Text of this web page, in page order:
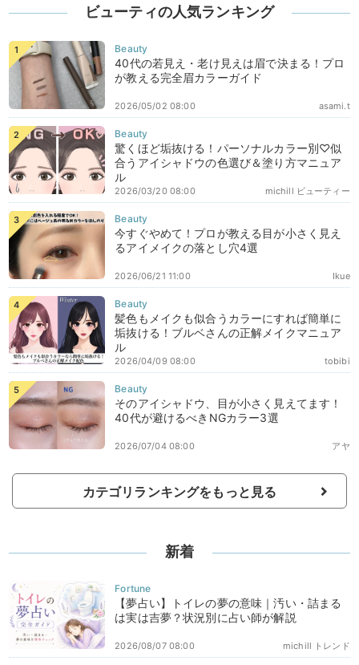
ビューティの人気ランキング
40代の若見え・老け見えは眉で決まる！プロ
が教える完全眉カラーガイド
asami.t
2026/05/02 08:00
驚くほど垢抜ける！パーソナルカラー別♡似
合うアイシャドウの色選び＆塗り方マニュア
ル
michill ビューティー
2026/03/20 08:00
今すぐやめて！プロが教える目が小さく見え
るアイメイクの落とし穴4選
Ikue
2026/06/21 11:00
髪色もメイクも似合うカラーにすれば簡単に
垢抜ける！ブルベさんの正解メイクマニュア
ル
tobibi
2026/04/09 08:00
そのアイシャドウ、目が小さく見えてます！
40代が避けるべきNGカラー3選
アヤ
2026/07/04 08:00
カテゴリランキングをもっと見る
新着
【夢占い】トイレの夢の意味｜汚い・詰まる
は実は吉夢？状況別に占い師が解説
michill トレンド
2026/08/07 08:00